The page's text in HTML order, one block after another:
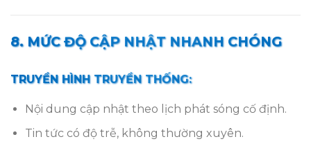
8. MỨC ĐỘ CẬP NHẬT NHANH CHÓNG
TRUYỀN HÌNH TRUYỀN THỐNG:
Nội dung cập nhật theo lịch phát sóng cố định.
Tin tức có độ trễ, không thường xuyên.